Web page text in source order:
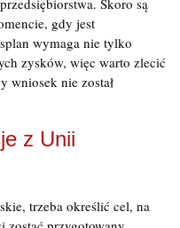
Skoro są
gdy jest
wymaga nie tylko
zysków, więc warto zlecić
wniosek nie został
z Unii
trzeba określić cel, na